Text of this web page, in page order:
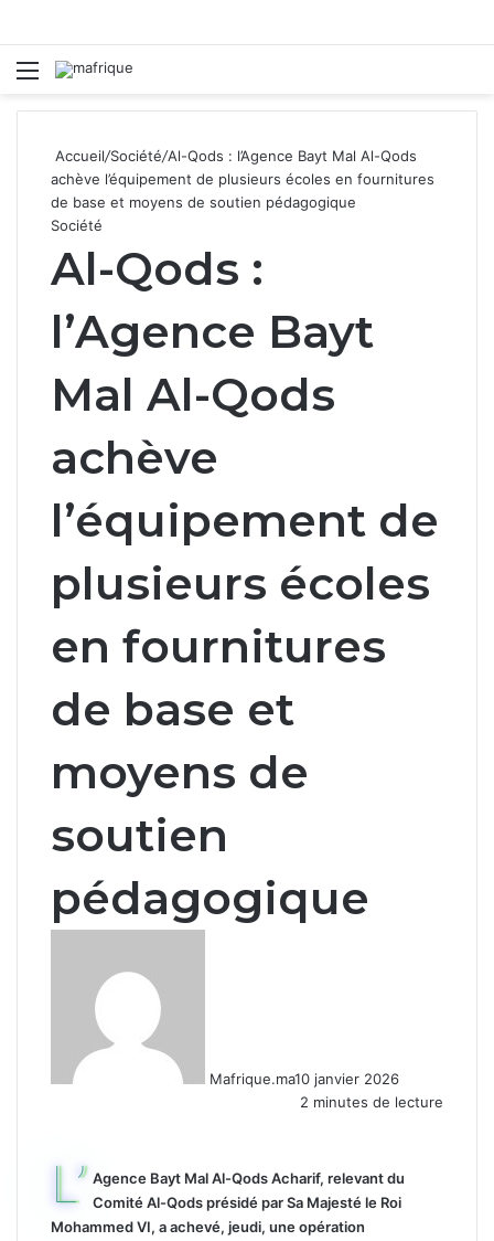
Menu
Accueil/Société/Al-Qods : l’Agence Bayt Mal Al-Qods
achève l’équipement de plusieurs écoles en fournitures
de base et moyens de soutien pédagogique
Société
Al-Qods :
l’Agence Bayt
Mal Al-Qods
achève
l’équipement de
plusieurs écoles
en fournitures
de base et
moyens de
soutien
pédagogique
Mafrique.ma10 janvier 2026
2 minutes de lecture
L’ Agence Bayt Mal Al-Qods Acharif, relevant du
Comité Al-Qods présidé par Sa Majesté le Roi
Mohammed VI, a achevé, jeudi, une opération